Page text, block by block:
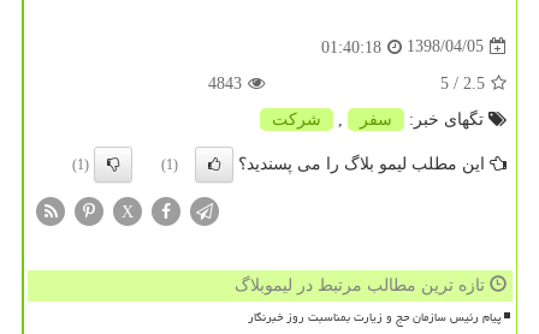
1398/04/05
01:40:18
2.5
/ 5
4843
تگهای خبر:
سفر شركت
این مطلب لیمو بلاگ را می پسندید؟ (1)
(1)
X
تازه ترین مطالب مرتبط در لیموبلاگ
پیام رئیس سازمان حج و زیارت بمناسبت روز خبرنگار